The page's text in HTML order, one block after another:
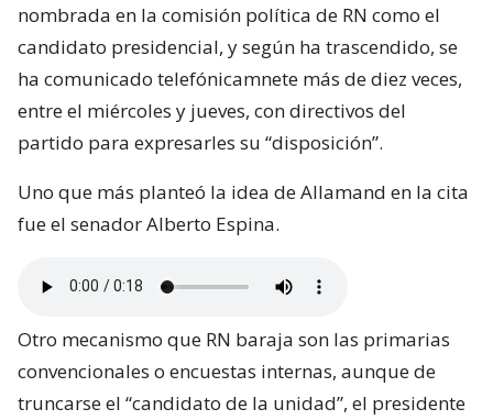
nombrada en la comisión política de RN como el
candidato presidencial, y según ha trascendido, se
ha comunicado telefónicamnete más de diez veces,
entre el miércoles y jueves, con directivos del
partido para expresarles su “disposición”.
Uno que más planteó la idea de Allamand en la cita
fue el senador Alberto Espina.
Otro mecanismo que RN baraja son las primarias
convencionales o encuestas internas, aunque de
truncarse el “candidato de la unidad”, el presidente